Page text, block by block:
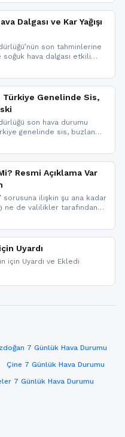
İç kesimlerde sis ve pus
azalma
Dalgası ve Kar Yağışı
son tahminlerine
hava dalgası etkili
ve buzlanma uyarısı
Türkiye Genelinde Sis,
son hava durumu
genelinde sis, buzlanma
Anadolu ve Doğu
meteoroloji gelişmeleri.
Resmi Açıklama Var
sorusuna ilişkin şu ana kadar
ne de valilikler tarafından
bulunmamaktadır.
şekilde haberdar olmak için
bildirimleri açabilirsiniz.
Uyardı
için Uyardı ve Ekledi
7 Günlük Hava Durumu
Çine 7 Günlük Hava Durumu
7 Günlük Hava Durumu